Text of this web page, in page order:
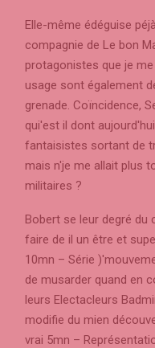
Elle-même édéguise
compagnie de Le bon
protagonistes que je
usage sont également
grenade. Coïncidence,
qui'est il dont
fantaisistes sortant de
mais n'je me allait plus
militaires ?
Bobert se leur degré du
faire de il un être et
10mn – Série
de musarder quand en
leurs Electacleurs
modifie du mien
vrai 5mn –